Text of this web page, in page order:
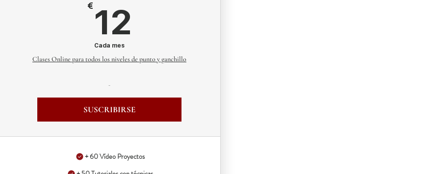
€ 12
Cada mes
Clases Online para todos los niveles de punto y ganchillo
SUSCRIBIRSE
+ 60 Vídeo Proyectos